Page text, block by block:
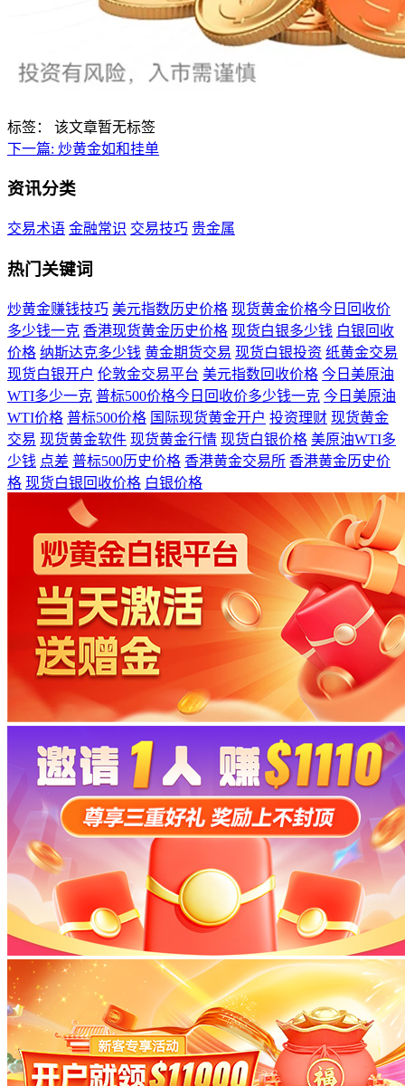
标签：
该文章暂无标签
下一篇: 炒黄金如和挂单
资讯分类
交易术语 金融常识 交易技巧 贵金属
热门关键词
炒黄金赚钱技巧 美元指数历史价格 现货黄金价格今日回收价
多少钱一克 香港现货黄金历史价格 现货白银多少钱 白银回收
价格 纳斯达克多少钱 黄金期货交易 现货白银投资 纸黄金交易
现货白银开户 伦敦金交易平台 美元指数回收价格 今日美原油
WTI多少一克 普标500价格今日回收价多少钱一克 今日美原油
WTI价格 普标500价格 国际现货黄金开户 投资理财 现货黄金
交易 现货黄金软件 现货黄金行情 现货白银价格 美原油WTI多
少钱 点差 普标500历史价格 香港黄金交易所 香港黄金历史价
格 现货白银回收价格 白银价格